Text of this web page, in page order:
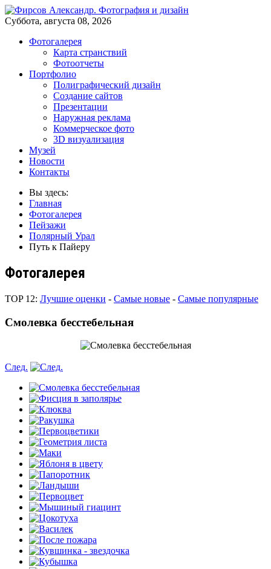
Суббота, августа 08, 2026
Фотогалерея
Карта странствий
Фотоотчеты
Портфолио
Полиграфический дизайн
Создание сайтов
Презентации
Наружная реклама
Коммерческое фото
3D визуализация
Музей
Новости
Контакты
Вы здесь:
Главная
Фотогалерея
Пейзажи
Полярный Урал
Путь к Пайеру
Фотогалерея
TOP 12: Лучшие оценки - Самые новые - Самые популярные
Cмолевка бесстебельная
След.